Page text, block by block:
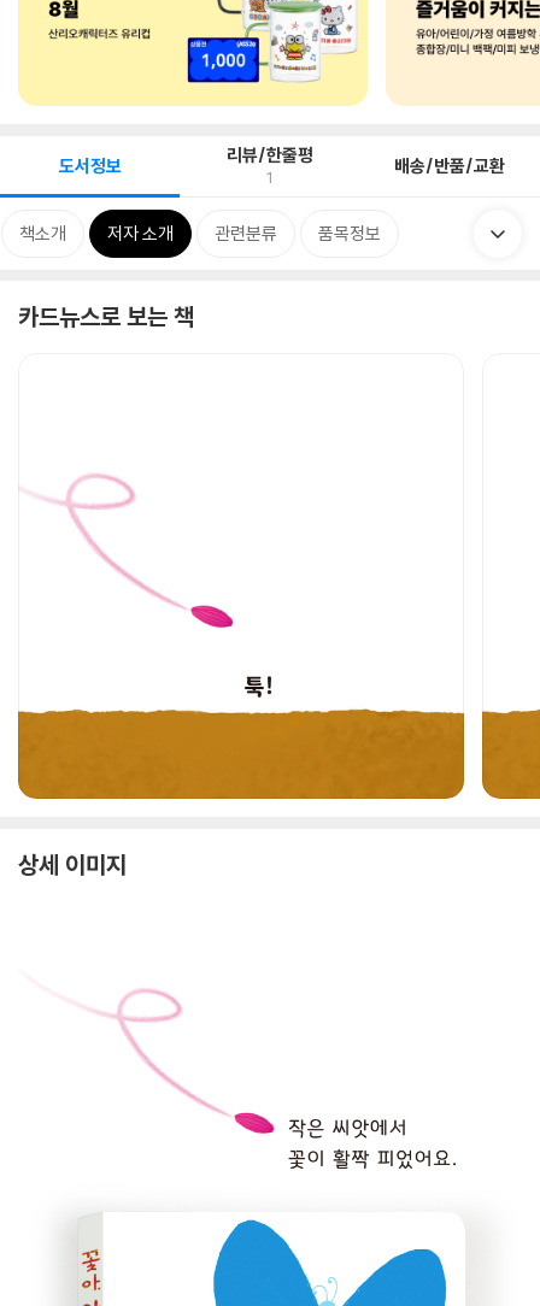
도서정보 리뷰/한줄평
1 배송/반품/교환
책소개 저자 소개 관련분류 품목정보
카드뉴스로 보는 책
상세 이미지